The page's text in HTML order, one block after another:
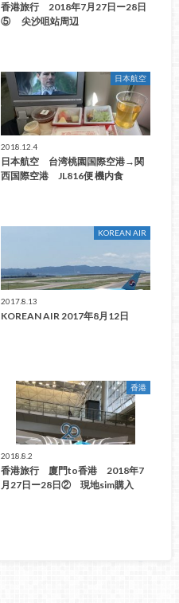
香港旅行 2018年7月27日ー28日
⑤ 尖沙咀站周辺
日本航空
2018.12.4
日本航空 台湾桃園国際空港→関
西国際空港 JL816便 機内食
KOREAN AIR
2017.8.13
KOREAN AIR 2017年8月12日
香港
2018.8.2
香港旅行 廈門to香港 2018年7
月27日ー28日② 現地sim購入